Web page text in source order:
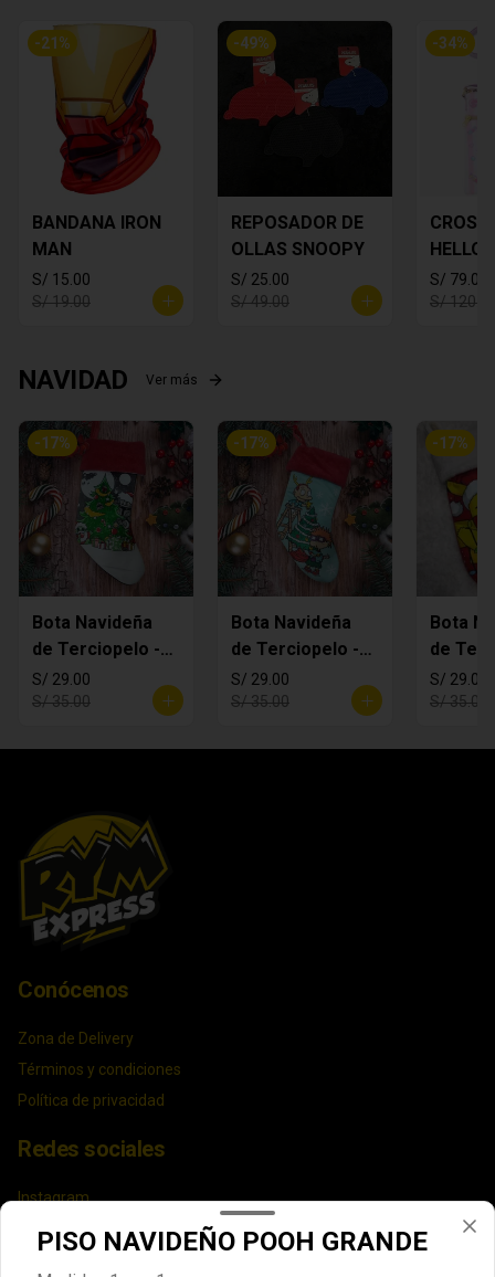
-21 %
BANDANA IRON
MAN
S/ 15.00
S/ 19.00
-49%
REPOSADOR DE
OLLAS SNOOPY
S/ 25.00
S/ 49.00
-34%
HELLO
S/ 79.00
S/
NAVIDAD Ver más
-17%
Bota Navideña
de Terciopelo -
MANDALORIAN
S/ 29.00
S/ 35.00
-17%
Bota Navideña
de Terciopelo -
Rugrats
S/ 29.00
S/ 35.00
-17%
Bota
de
Pikachi
S/ 29.00
S/ 35.00
Conócenos
Zona de Delivery
Términos y condiciones
Política de privacidad
Redes sociales
Instagram
Facebook
PISO NAVIDEÑO POOH GRANDE